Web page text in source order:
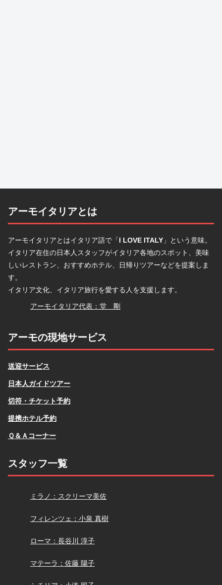
アーモイタリアとは
アーモイタリアとはイタリア語で「I LOVE ITALY 」という意味。
イタリア在住の日本人スタッフがイタリア各地のスポット、美味
しいレストラン、おすすめホテル、日帰りツアーなどを提案しま
す。
イタリア文化、イタリア旅行を愛する人を支援します。
堂
アーモイタリア代表：堂 剛
アーモの現地サービス
送迎サービス
日本人ガイドツアー
切符・チケット予約
提携ホテル予約
Ｑ＆Ａコーナー
スタッフ一覧
スクリーマ
ミラノ：スクリーマ美佐
小泉
フィレンツェ：小泉 真樹
長谷川
ローマ：長谷川 淳子
佐藤
マテーラ：佐藤 陽子